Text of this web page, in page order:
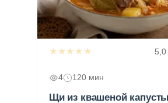
★★★★★ 5,0
4 120 мин
Щи из квашеной